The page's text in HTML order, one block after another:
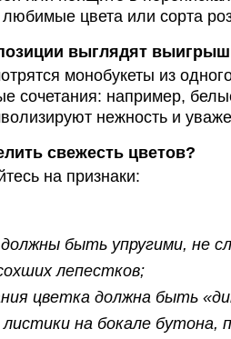
цвета или сорта
выглядят
монобукеты из
сочетания: например,
нежность и
свежесть цветов?
на признаки:
быть упругими, не
лепестков;
цветка должна быть
листики на бокале бутона,